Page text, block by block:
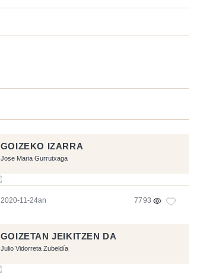
GOIZEKO IZARRA
Jose Maria Gurrutxaga
2020-11-24an 7793
GOIZETAN JEIKITZEN DA
Julio Vidorreta Zubeldía